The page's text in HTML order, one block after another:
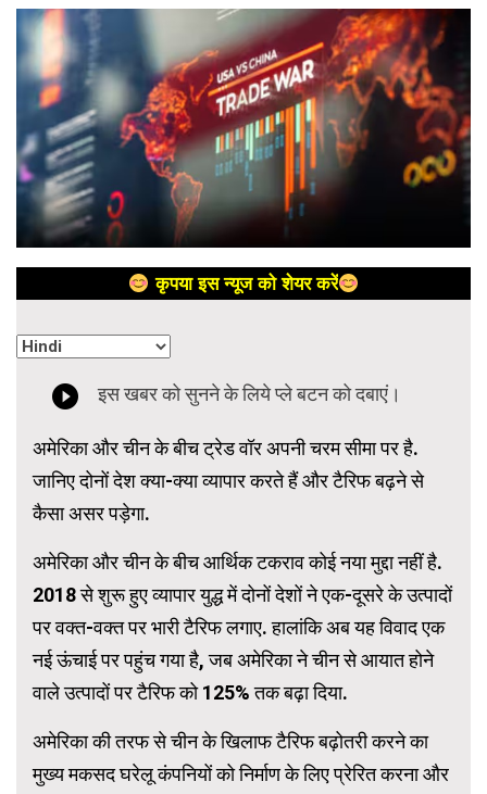
कृपया इस न्यूज को शेयर करें
अमेरिका और चीन के बीच ट्रेड वॉर अपनी चरम सीमा पर है.
जानिए दोनों देश क्या-क्या व्यापार करते हैं और टैरिफ बढ़ने से
कैसा असर पड़ेगा.
अमेरिका और चीन के बीच आर्थिक टकराव कोई नया मुद्दा नहीं है.
2018 से शुरू हुए व्यापार युद्ध में दोनों देशों ने एक-दूसरे के उत्पादों
पर वक्त-वक्त पर भारी टैरिफ लगाए. हालांकि अब यह विवाद एक
नई ऊंचाई पर पहुंच गया है, जब अमेरिका ने चीन से आयात होने
वाले उत्पादों पर टैरिफ को 125% तक बढ़ा दिया.
अमेरिका की तरफ से चीन के खिलाफ टैरिफ बढ़ोतरी करने का
मुख्य मकसद घरेलू कंपनियों को निर्माण के लिए प्रेरित करना और